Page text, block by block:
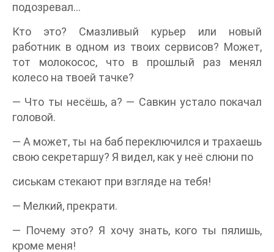
подозревал…
Кто это? Смазливый курьер или новый
работник в одном из твоих сервисов? Может,
тот молокосос, что в прошлый раз менял
колесо на твоей тачке?
— Что ты несёшь, а? — Савкин устало покачал
головой.
— А может, ты на баб переключился и трахаешь
свою секретаршу? Я видел, как у неё слюни по
сиськам стекают при взгляде на тебя!
— Мелкий, прекрати.
— Почему это? Я хочу знать, кого ты пялишь,
кроме меня!